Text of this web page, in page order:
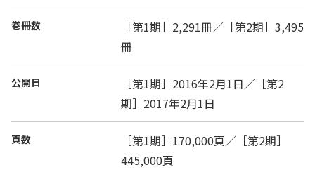
巻冊数
［第1期］2,291冊／［第2期］3,495
冊
公開日
［第1期］2016年2月1日／［第2
期］2017年2月1日
頁数
［第1期］170,000頁／［第2期］
445,000頁